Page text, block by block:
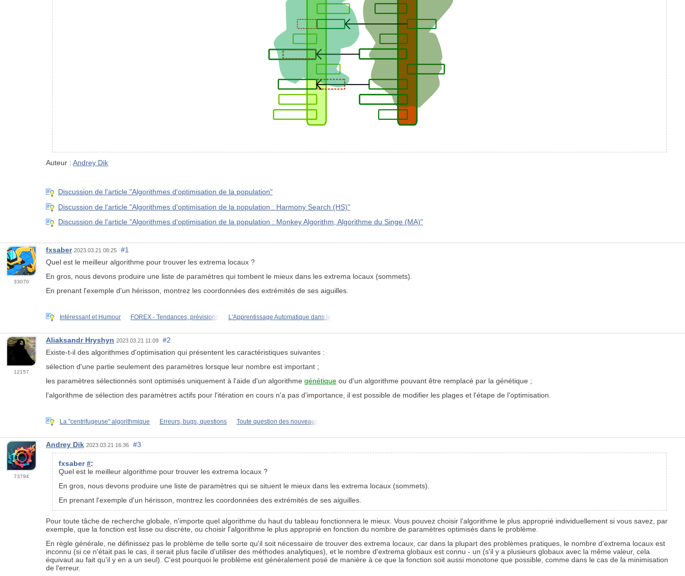
Auteur : Andrey Dik
Discussion de l'article "Algorithmes d'optimisation de la population"
Discussion de l'article "Algorithmes d'optimisation de la population : Harmony Search (HS)"
Discussion de l'article "Algorithmes d'optimisation de la population : Monkey Algorithm, Algorithme du Singe (MA)"
33070
fxsaber 2023.03.21 08:25
#1
Quel est le meilleur algorithme pour trouver les extrema locaux ?
En gros, nous devons produire une liste de paramètres qui tombent le mieux dans les extrema locaux (sommets).
En prenant l'exemple d'un hérisson, montrez les coordonnées des extrémités de ses aiguilles.
Intéressant et Humour FOREX - Tendances, prévisions L'Apprentissage Automatique dans le
12157
Aliaksandr Hryshyn 2023.03.21 11:09
#2
Existe-t-il des algorithmes d'optimisation qui présentent les caractéristiques suivantes :
sélection d'une partie seulement des paramètres lorsque leur nombre est important ;
les paramètres sélectionnés sont optimisés uniquement à l'aide d'un algorithme génétique ou d'un algorithme pouvant être remplacé par la génétique ;
l'algorithme de sélection des paramètres actifs pour l'itération en cours n'a pas d'importance, il est possible de modifier les plages et l'étape de l'optimisation.
La "centrifugeuse" algorithmique Erreurs, bugs, questions Toute question des nouveaux
73794
Andrey Dik 2023.03.21 16:36 #3
fxsaber#:
Quel est le meilleur algorithme pour trouver les extrema locaux ?
En gros, nous devons produire une liste de paramètres qui se situent le mieux dans les extrema locaux (sommets).
En prenant l'exemple d'un hérisson, montrez les coordonnées des extrémités de ses aiguilles.
Pour toute tâche de recherche globale, n'importe quel algorithme du haut du tableau fonctionnera le mieux. Vous pouvez choisir l'algorithme le plus approprié individuellement si vous savez, par
exemple, que la fonction est lisse ou discrète, ou choisir l'algorithme le plus approprié en fonction du nombre de paramètres optimisés dans le problème.
En règle générale, ne définissez pas le problème de telle sorte qu'il soit nécessaire de trouver des extrema locaux, car dans la plupart des problèmes pratiques, le nombre d'extrema locaux est
inconnu (si ce n'était pas le cas, il serait plus facile d'utiliser des méthodes analytiques), et le nombre d'extrema globaux est connu - un (s'il y a plusieurs globaux avec la même valeur, cela
équivaut au fait qu'il y en a un seul). C'est pourquoi le problème est généralement posé de manière à ce que la fonction soit aussi monotone que possible, comme dans le cas de la minimisation
de l'erreur.